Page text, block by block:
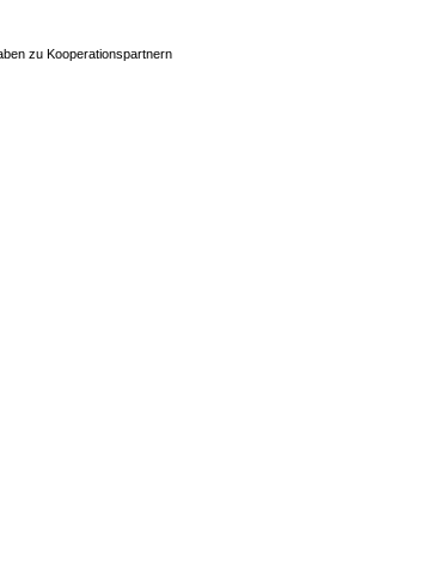
zu Kooperationspartnern